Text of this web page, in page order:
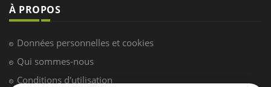
À PROPOS
Données personnelles et cookies
Qui sommes-nous
Conditions d'utilisation